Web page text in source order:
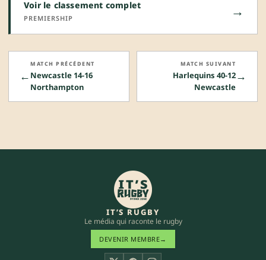
Voir le classement complet
PREMIERSHIP →
←
MATCH PRÉCÉDENT
Newcastle 14-16
Northampton
→
MATCH SUIVANT
Harlequins 40-12
Newcastle
IT’S RUGBY
Le média qui raconte le rugby
DEVENIR MEMBRE→